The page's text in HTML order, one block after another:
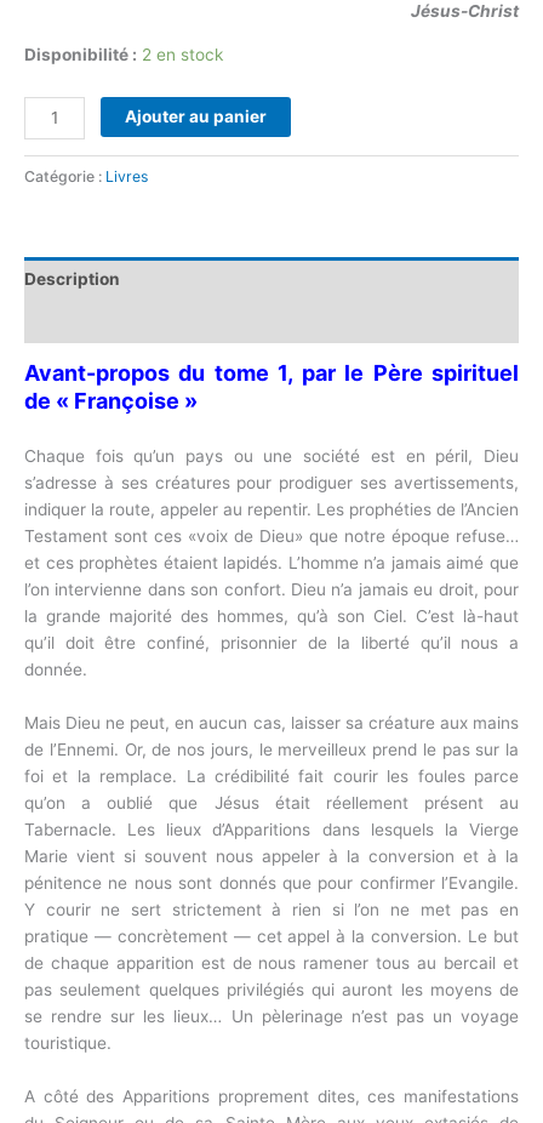
Jésus-Christ
Disponibilité : 2 en stock
Ajouter au panier
Catégorie : Livres
Description
Avant-propos du tome 1, par le Père spirituel
de « Françoise »
Chaque fois qu’un pays ou une société est en péril, Dieu
s’adresse à ses créatures pour prodiguer ses avertissements,
indiquer la route, appeler au repentir. Les prophéties de l’Ancien
Testament sont ces «voix de Dieu» que notre époque refuse…
et ces prophètes étaient lapidés. L’homme n’a jamais aimé que
l’on intervienne dans son confort. Dieu n’a jamais eu droit, pour
la grande majorité des hommes, qu’à son Ciel. C’est là-haut
qu’il doit être confiné, prisonnier de la liberté qu’il nous a
donnée.
Mais Dieu ne peut, en aucun cas, laisser sa créature aux mains
de l’Ennemi. Or, de nos jours, le merveilleux prend le pas sur la
foi et la remplace. La crédibilité fait courir les foules parce
qu’on a oublié que Jésus était réellement présent au
Tabernacle. Les lieux d’Apparitions dans lesquels la Vierge
Marie vient si souvent nous appeler à la conversion et à la
pénitence ne nous sont donnés que pour confirmer l’Evangile.
Y courir ne sert strictement à rien si l’on ne met pas en
pratique — concrètement — cet appel à la conversion. Le but
de chaque apparition est de nous ramener tous au bercail et
pas seulement quelques privilégiés qui auront les moyens de
se rendre sur les lieux… Un pèlerinage n’est pas un voyage
touristique.
A côté des Apparitions proprement dites, ces manifestations